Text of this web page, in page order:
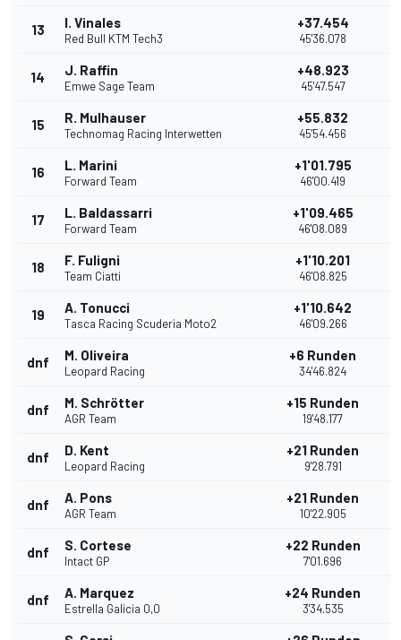
13 I. Vinales
Red Bull KTM Tech3
+37.454
45'36.078
14 J. Raffin
Emwe Sage Team
+48.923
45'47.547
15 R. Mulhauser
Technomag Racing Interwetten
+55.832
45'54.456
16 L. Marini
Forward Team
+1'01.795
46'00.419
17 L. Baldassarri
Forward Team
+1'09.465
46'08.089
18 F. Fuligni
Team Ciatti
+1'10.201
46'08.825
19 A. Tonucci
Tasca Racing Scuderia Moto2
+1'10.642
46'09.266
dnf M. Oliveira
Leopard Racing
+6 Runden
34'46.824
dnf M. Schrötter
AGR Team
+15 Runden
19'48.177
dnf D. Kent
Leopard Racing
+21 Runden
9'28.791
dnf A. Pons
AGR Team
+21 Runden
10'22.905
dnf S. Cortese
Intact GP
+22 Runden
7'01.696
dnf A. Marquez
Estrella Galicia 0,0
+24 Runden
3'34.535